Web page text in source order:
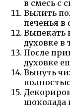
в смесь с
Вылить
печенья в
Выпекать
духовке в
После
духовке
Вынуть
шоколада